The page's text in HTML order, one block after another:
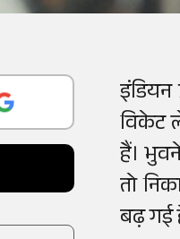
इंडियन
विकेट
हैं।
तो
बढ़ गई